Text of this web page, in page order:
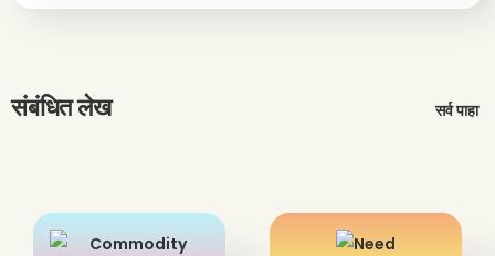
संबंधित लेख सर्व पाहा